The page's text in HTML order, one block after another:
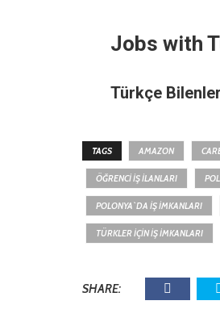
Jobs with
Türkçe
TAGS AMAZON
ÖĞRENCI İŞ İLANLARI
POLONYA`DA IŞ IMKANLARI
TÜRKLER IÇIN IŞ IMKANLARI
SHARE: